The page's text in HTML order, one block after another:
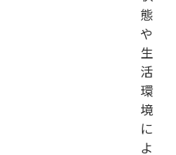
態
や
生
活
環
境
に
よ